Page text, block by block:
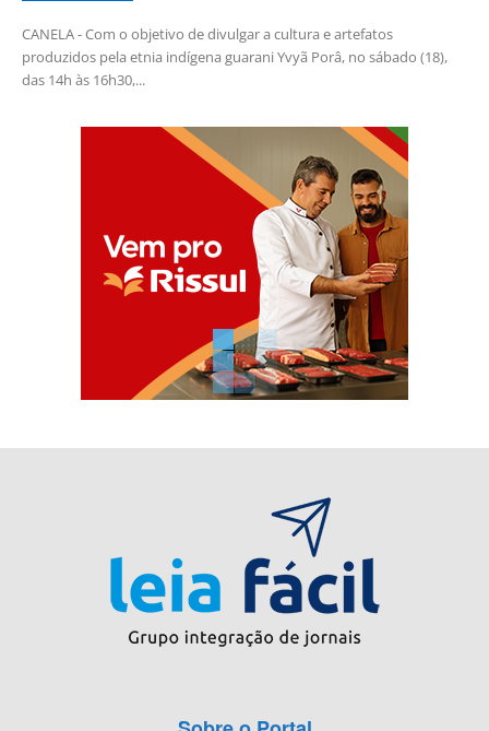
CANELA - Com o objetivo de divulgar a cultura e artefatos
produzidos pela etnia indígena guarani Yvyã Porâ, no sábado (18),
das 14h às 16h30,...